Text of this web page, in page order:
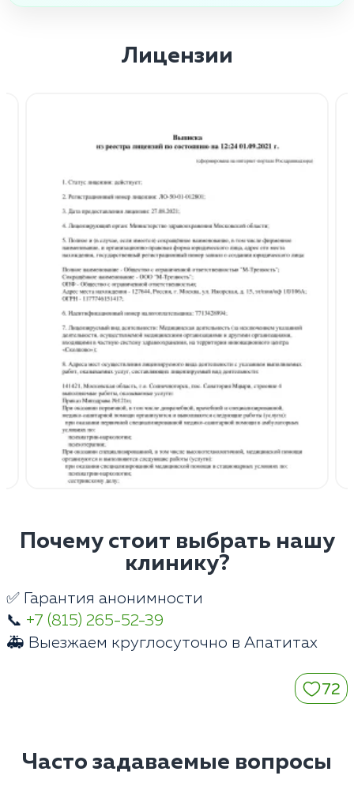
Лицензии
Почему стоит выбрать нашу
клинику?
✅ Гарантия анонимности
📞 +7 (815) 265-52-39
🚑 Выезжаем круглосуточно в Апатитах
72
Часто задаваемые вопросы